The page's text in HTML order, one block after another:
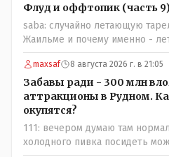
высказываний о вас в том
публикация.В комментарии
факт. На мнение я ответил
отвечать не намерен, но
нужно было проверить. Что
называете зависимостью, то у
представление об этом
Флуд и оффтопик (часть
saba: случайно летающую
Жаильме и почему именно -
maxsaf 8 августа 2026 г. в 21:05
Забавы ради - 300 млн
аттракционы в Рудном.
окупятся?
111: вечером думаю там
холодного пивка посидеть